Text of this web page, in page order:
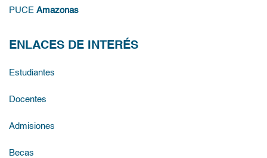
PUCE Amazonas
ENLACES DE INTERÉS
Estudiantes
Docentes
Admisiones
Becas